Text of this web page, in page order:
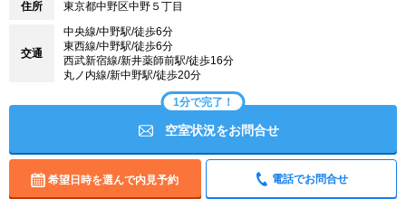
住所 東京都中野区中野５丁目
交通
中央線/中野駅/徒歩6分
東西線/中野駅/徒歩6分
西武新宿線/新井薬師前駅/徒歩16分
丸ノ内線/新中野駅/徒歩20分
1分で完了！
空室状況をお問合せ
希望日時を選んで内見予約 電話でお問合せ